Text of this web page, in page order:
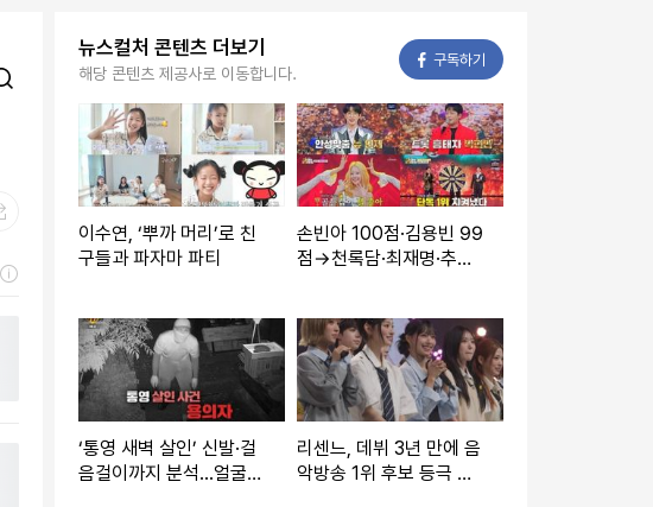
뉴스컬처 콘텐츠 더보기
해당 콘텐츠 제공사로 이동합니다.
구독하기
이수연, ‘뿌까 머리’로 친
구들과 파자마 파티
손빈아 100점·김용빈 99
점→천록담·최재명·추혁
‘통영 새벽 살인’ 신발·걸
음걸이까지 분석...얼굴
리센느, 데뷔 3년 만에 음
악방송 1위 후보 등극 비